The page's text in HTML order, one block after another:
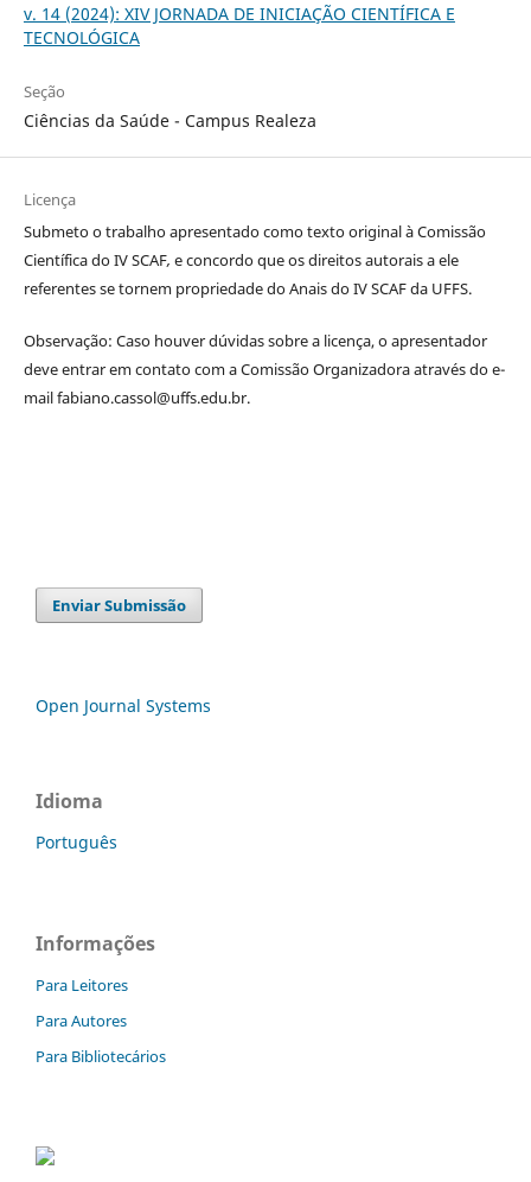
v. 14 (2024): XIV JORNADA DE INICIAÇÃO CIENTÍFICA E
TECNOLÓGICA
Seção
Ciências da Saúde - Campus Realeza
Licença
Submeto o trabalho apresentado como texto original à Comissão
Científica do IV SCAF, e concordo que os direitos autorais a ele
referentes se tornem propriedade do Anais do IV SCAF da UFFS.
Observação: Caso houver dúvidas sobre a licença, o apresentador
deve entrar em contato com a Comissão Organizadora através do e-
mail fabiano.cassol@uffs.edu.br.
Enviar Submissão
Open Journal Systems
Idioma
Português
Informações
Para Leitores
Para Autores
Para Bibliotecários